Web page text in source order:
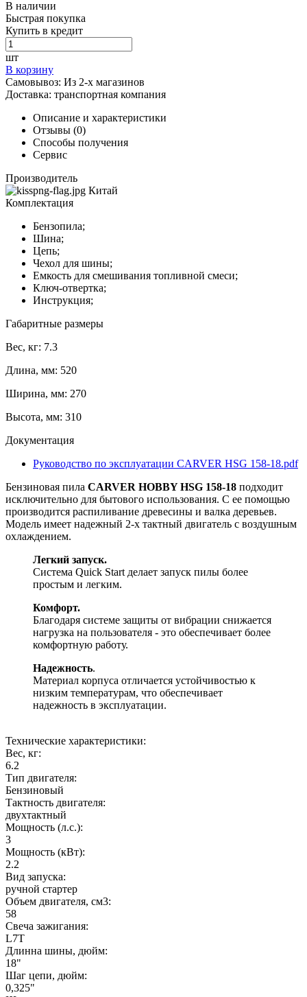
В наличии
Быстрая покупка
Купить в кредит
шт
В корзину
Самовывоз: Из 2-х магазинов
Доставка: транспортная компания
Описание и характеристики
Отзывы (0)
Способы получения
Сервис
Производитель
Китай
Комплектация
Бензопила;
Шина;
Цепь;
Чехол для шины;
Емкость для смешивания топливной смеси;
Ключ-отвертка;
Инструкция;
Габаритные размеры
Вес, кг: 7.3
Длина, мм: 520
Ширина, мм: 270
Высота, мм: 310
Документация
Руководство по эксплуатации CARVER HSG 158-18.pdf
Бензиновая пила CARVER HOBBY HSG 158-18 подходит
исключительно для бытового использования. С ее помощью
производится распиливание древесины и валка деревьев.
Модель имеет надежный 2-х тактный двигатель с воздушным
охлаждением.
Легкий запуск.
Система Quick Start делает запуск пилы более
простым и легким.
Комфорт.
Благодаря системе защиты от вибрации снижается
нагрузка на пользователя - это обеспечивает более
комфортную работу.
Надежность.
Материал корпуса отличается устойчивостью к
низким температурам, что обеспечивает
надежность в эксплуатации.
Технические характеристики:
Вес, кг:
6.2
Тип двигателя:
Бензиновый
Тактность двигателя:
двухтактный
Мощность (л.с.):
3
Мощность (кВт):
2.2
Вид запуска:
ручной стартер
Объем двигателя, см3:
58
Свеча зажигания:
L7T
Длинна шины, дюйм:
18"
Шаг цепи, дюйм:
0,325"